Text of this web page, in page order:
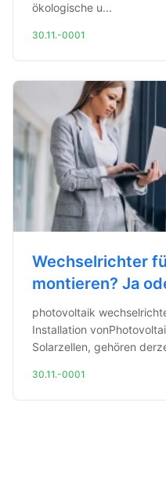
ökologische u...
30.11.-0001
Wechselrichter
montieren? Ja
photovoltaik
Installation
Solarzellen, gehören
30.11.-0001